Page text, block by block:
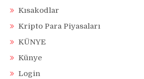
Kısakodlar
Kripto Para Piyasaları
KÜNYE
Künye
Login